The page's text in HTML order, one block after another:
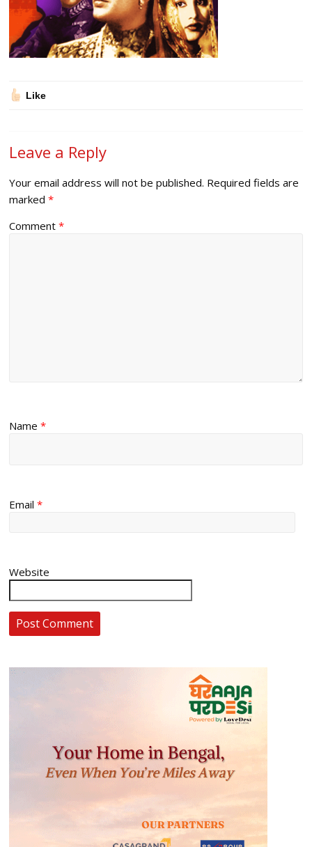
Like
Leave a Reply
Your email address will not be published. Required fields are
marked*
Comment*
Name*
Email*
Website